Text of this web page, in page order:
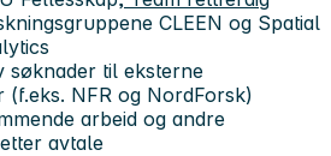
CLEEN og Spatial
søknader til eksterne
(f.eks. NFR og NordForsk)
arbeid og andre
avtale